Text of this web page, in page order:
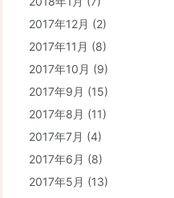
2017年12月 (2)
2017年11月 (8)
2017年10月 (9)
2017年9月 (15)
2017年8月 (11)
2017年7月 (4)
2017年6月 (8)
2017年5月 (13)